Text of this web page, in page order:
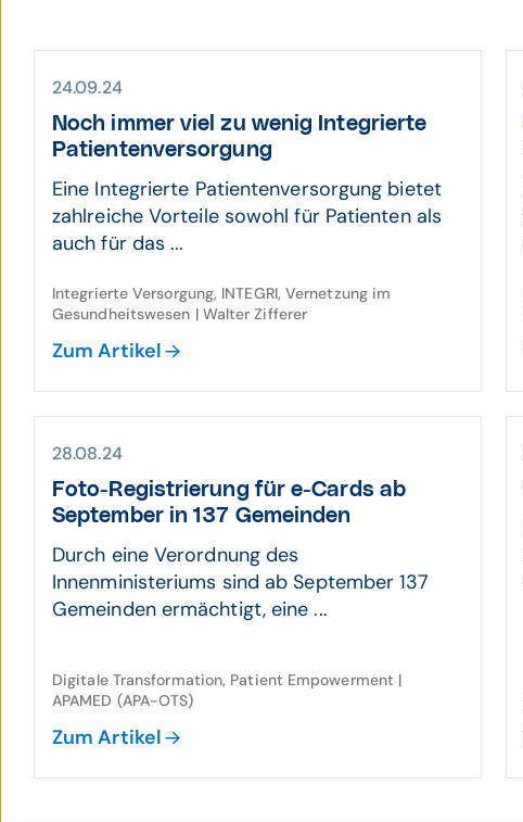
24.09.24
Noch immer viel zu wenig Inte­grierte
Patien­ten­ver­sorgung
Eine Integrierte Patientenversorgung bietet
zahlreiche Vorteile sowohl für Patienten als
auch für das ...
Integrierte Versorgung, INTEGRI, Vernetzung im
Gesundheitswesen | Walter Zifferer
Zum Artikel
28.08.24
Foto-Registrierung für e-Cards ab
September in 137 Gemeinden
Durch eine Verordnung des
Innenministeriums sind ab September 137
Gemeinden ermächtigt, eine ...
Digitale Transformation, Patient Empowerment |
APAMED (APA-OTS)
Zum Artikel